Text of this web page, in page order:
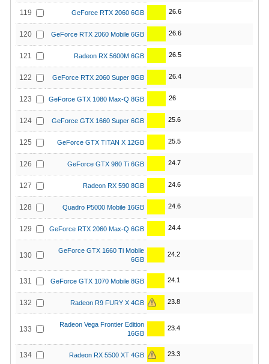
119 GeForce RTX 2060 6GB 26.6
120 GeForce RTX 2060 Mobile 6GB 26.6
121 Radeon RX 5600M 6GB 26.5
122 GeForce RTX 2060 Super 8GB 26.4
123 GeForce GTX 1080 Max-Q 8GB 26
124 GeForce GTX 1660 Super 6GB 25.6
125 GeForce GTX TITAN X 12GB 25.5
126 GeForce GTX 980 Ti 6GB 24.7
127 Radeon RX 590 8GB 24.6
128 Quadro P5000 Mobile 16GB 24.6
129 GeForce RTX 2060 Max-Q 6GB 24.4
130
GeForce GTX 1660 Ti Mobile
6GB
24.2
131 GeForce GTX 1070 Mobile 8GB 24.1
132 Radeon R9 FURY X 4GB 23.8
133
Radeon Vega Frontier Edition
16GB
23.4
134 Radeon RX 5500 XT 4GB 23.3